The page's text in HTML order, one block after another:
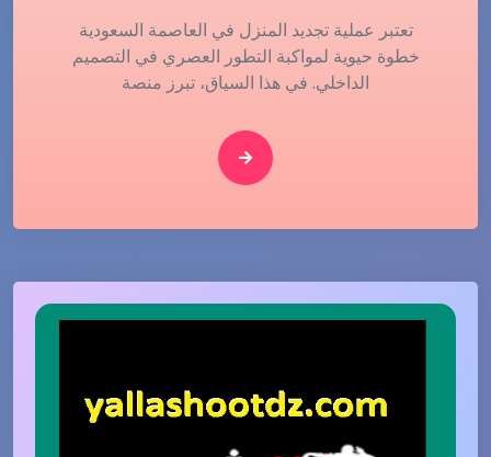
تعتبر عملية تجديد المنزل في العاصمة السعودية
خطوة حيوية لمواكبة التطور العصري في التصميم
الداخلي. في هذا السياق، تبرز منصة